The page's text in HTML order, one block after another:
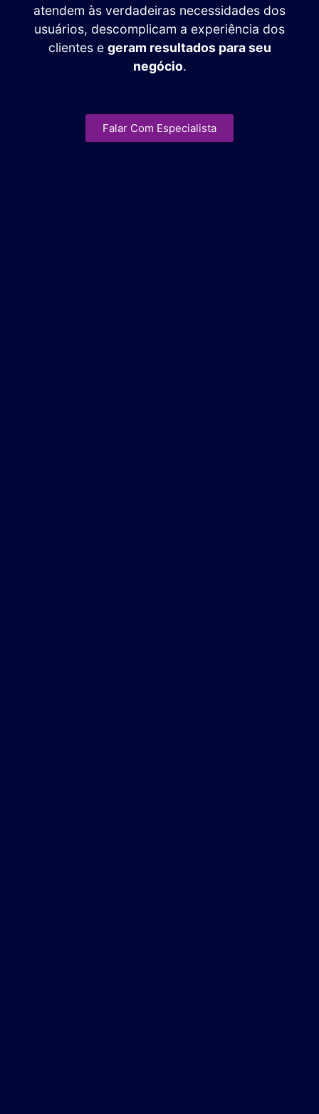
atendem às verdadeiras necessidades dos
usuários, descomplicam a experiência dos
clientes e geram resultados para seu
negócio.
Falar Com Especialista